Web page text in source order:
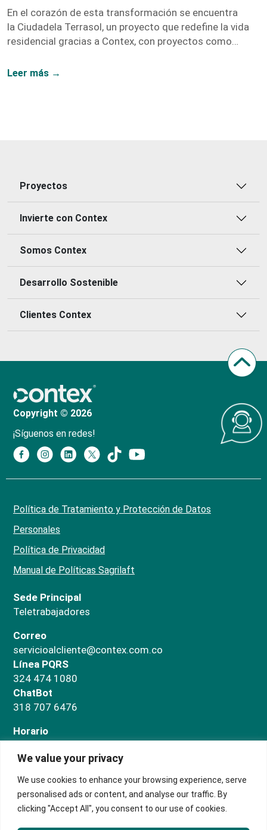
We value your privacy
We use cookies to enhance your browsing experience, serve
personalised ads or content, and analyse our traffic. By
clicking "Accept All", you consent to our use of cookies.
En el corazón de esta transformación se encuentra
la Ciudadela Terrasol, un proyecto que redefine la vida
residencial gracias a Contex, con proyectos como
Leer más →
Proyectos
Invierte con Contex
Somos Contex
Desarrollo Sostenible
Clientes Contex
Copyright © 2026
¡Síguenos en redes!
Política de Tratamiento y Protección de Datos
Personales
Política de Privacidad
Manual de Políticas Sagrilaft
Sede Principal
Teletrabajadores
Correo
servicioalcliente@contex.com.co
Línea PQRS
324 474 1080
ChatBot
318 707 6476
Horario
Lunes a jueves de 7:00 a.m a 5:00 p.m. Viernes de
7:00 a.m a 3:00 p.m
Salas de negocios
Lunes a domingo de 9:00 a.m. a 5:00 p.m.